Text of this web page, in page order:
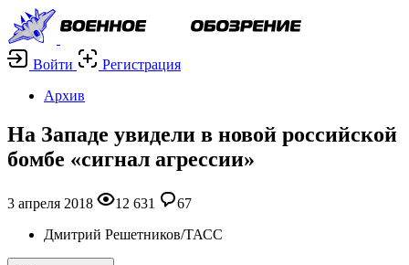
Войти
Регистрация
Архив
На Западе увидели в новой российской
бомбе «сигнал агрессии»
3 апреля 2018 12 631
67
Дмитрий Решетников/ТАСС